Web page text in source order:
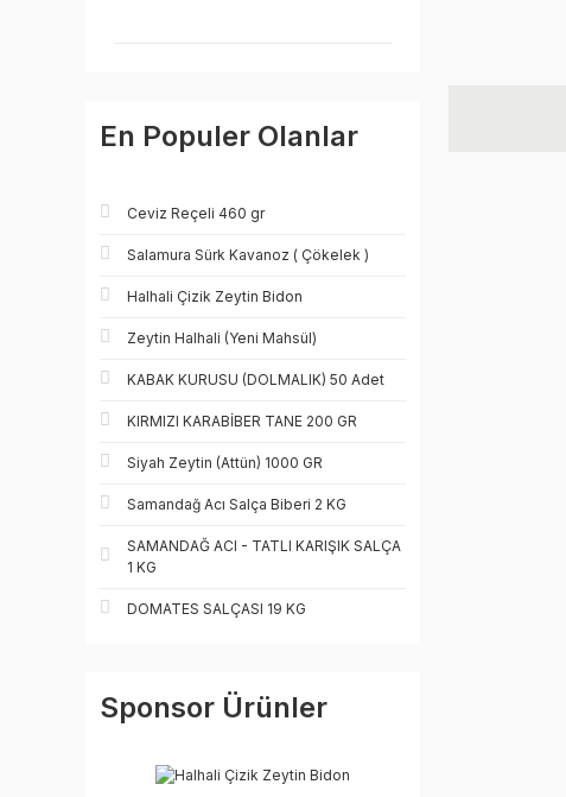
En Populer Olanlar
Ceviz Reçeli 460 gr
Salamura Sürk Kavanoz ( Çökelek )
Halhali Çizik Zeytin Bidon
Zeytin Halhali (Yeni Mahsül)
KABAK KURUSU (DOLMALIK) 50 Adet
KIRMIZI KARABİBER TANE 200 GR
Siyah Zeytin (Attün) 1000 GR
Samandağ Acı Salça Biberi 2 KG
SAMANDAĞ ACI - TATLI KARIŞIK SALÇA
1 KG
DOMATES SALÇASI 19 KG
Sponsor Ürünler